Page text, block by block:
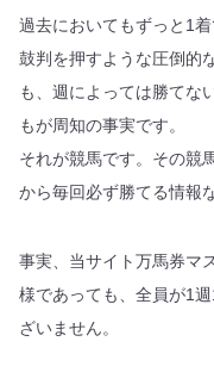
過去においてもずっと1
鼓判を押すような圧倒的
も、週によっては勝てな
もが周知の事実です。
それが競馬です。その競
から毎回必ず勝てる情報
事実、当サイト万馬券マ
様であっても、全員が1
ざいません。